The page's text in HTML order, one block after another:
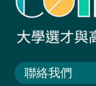
聯絡我們